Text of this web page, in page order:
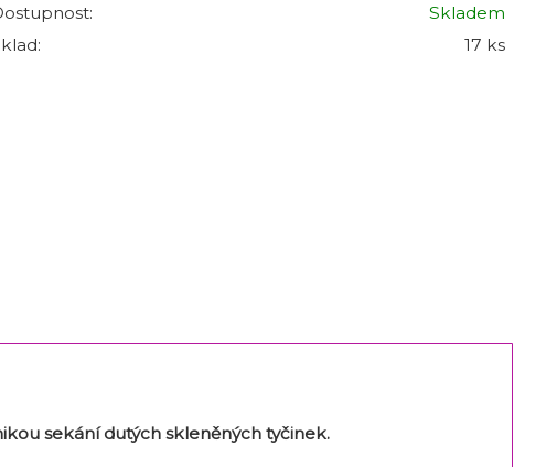
Skladem
17 ks
sekání dutých skleněných tyčinek.